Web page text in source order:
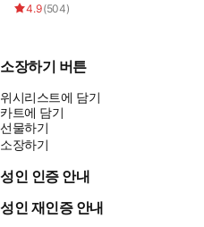
4.9(504)
소장하기 버튼
위시리스트에 담기
카트에 담기
선물하기
소장하기
성인 인증 안내
성인 재인증 안내